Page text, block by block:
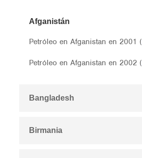
Afganistán
Petróleo en Afganistan en 2001 (
Petróleo en Afganistan en 2002 (
Bangladesh
Birmania